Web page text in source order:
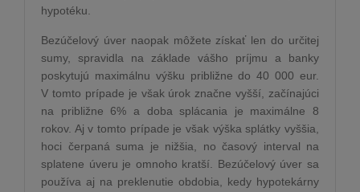
hypotéku.
Bezúčelový úver naopak môžete získať len do určitej
sumy, spravidla na základe vášho príjmu a banky
poskytujú maximálnu výšku približne do 40 000 eur.
V tomto prípade je však úrok značne vyšší, začínajúci
na približne 6% a doba splácania je maximálne 8
rokov. Aj v tomto prípade je však výška splátky vyššia,
hoci čerpaná suma je nižšia, no časový interval na
splatene úveru je omnoho kratší. Bezúčelový úver sa
používa aj na preklenutie obdobia, kedy hypotekárny